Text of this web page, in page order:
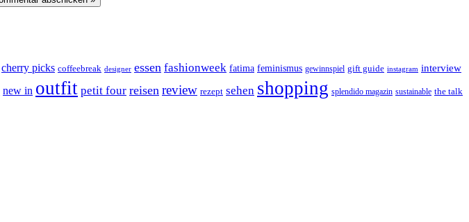
cherry picks coffeebreak designer essen fashionweek fatima feminismus gewinnspiel gift guide instagram interview
new in outfit petit four reisen review rezept sehen shopping splendido magazin sustainable the talk